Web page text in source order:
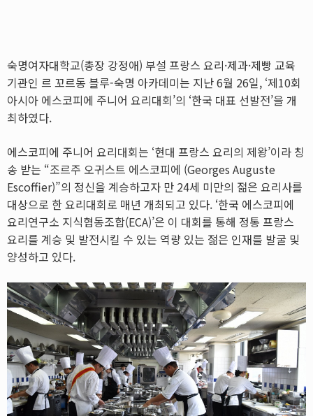
숙명여자대학교(총장 강정애) 부설 프랑스 요리·제과·제빵 교육
기관인 르 꼬르동 블루-숙명 아카데미는 지난 6월 26일, ‘제10회
아시아 에스코피에 주니어 요리대회’의 ‘한국 대표 선발전’을 개
최하였다.
에스코피에 주니어 요리대회는 ‘현대 프랑스 요리의 제왕’이라 칭
송 받는 “조르주 오귀스트 에스코피에 (Georges Auguste
Escoffier)”의 정신을 계승하고자 만 24세 미만의 젊은 요리사를
대상으로 한 요리대회로 매년 개최되고 있다. ‘한국 에스코피에
요리연구소 지식협동조합(ECA)’은 이 대회를 통해 정통 프랑스
요리를 계승 및 발전시킬 수 있는 역량 있는 젊은 인재를 발굴 및
양성하고 있다.